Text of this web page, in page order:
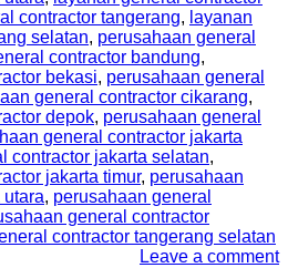
contractor tangerang, layanan
selatan, perusahaan general
contractor bandung,
bekasi, perusahaan general
general contractor cikarang,
depok, perusahaan general
general contractor jakarta
contractor jakarta selatan,
jakarta timur, perusahaan
, perusahaan general
general contractor
contractor tangerang selatan
Leave a comment